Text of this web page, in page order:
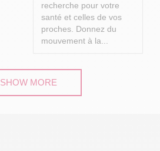
recherche pour votre
santé et celles de vos
proches. Donnez du
mouvement à la...
SHOW MORE